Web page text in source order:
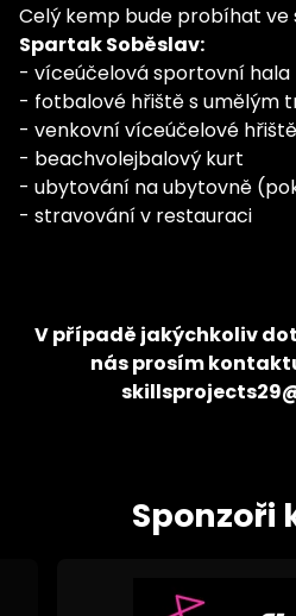
Celý kemp bude probíhat
Spartak Soběslav:
- víceúčelová sportovní hala
- fotbalové hřiště s umělým
- venkovní víceúčelové hřiště
- beachvolejbalový kurt
- ubytování na ubytovně
- stravování v restauraci
V případě jakýchkoliv
nás prosím
Sponzoři